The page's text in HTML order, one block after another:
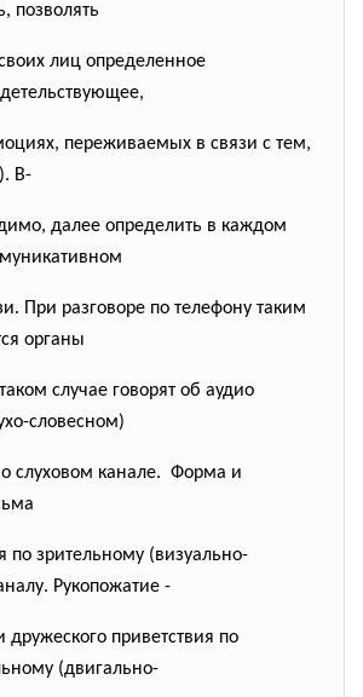
позволять
лиц определенное
переживаемых в связи с тем,
В-
далее определить в каждом
При разговоре по телефону таким
органы
случае говорят об аудио
словесном)
слуховом канале. Форма и
по зрительному (визуально-
Рукопожатие -
дружеского приветствия по
(двигально-